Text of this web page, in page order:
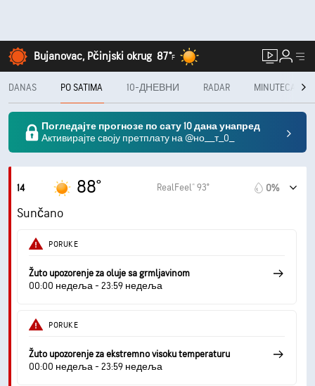
Bujanovac, Pčinjski okrug 87°F
DANAS PO SATIMA 10-ДНЕВНИ RADAR MINUTECAST®
Погледајте прогнозе по сату 10 дана унапред
Активирајте своју претплату на @но__т_0_
14 88° RealFeel® 93° 0%
Sunčano
PORUKE
Žuto upozorenje za oluje sa grmljavinom
00:00 недеља - 23:59 недеља
PORUKE
Žuto upozorenje za ekstremno visoku temperaturu
00:00 недеља - 23:59 недеља